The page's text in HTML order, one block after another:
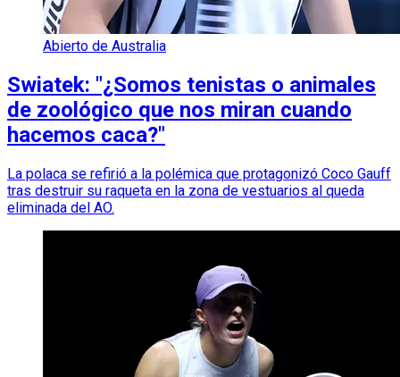
Abierto de Australia
Swiatek: "¿Somos tenistas o animales
de zoológico que nos miran cuando
hacemos caca?"
La polaca se refirió a la polémica que protagonizó Coco Gauff
tras destruir su raqueta en la zona de vestuarios al queda
eliminada del AO.